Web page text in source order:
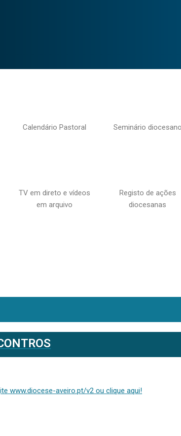
Calendário Pastoral Seminário diocesano
TV em direto e vídeos
em arquivo
Registo de ações
diocesanas
www.diocese-aveiro.pt/v2 ou clique aqui!